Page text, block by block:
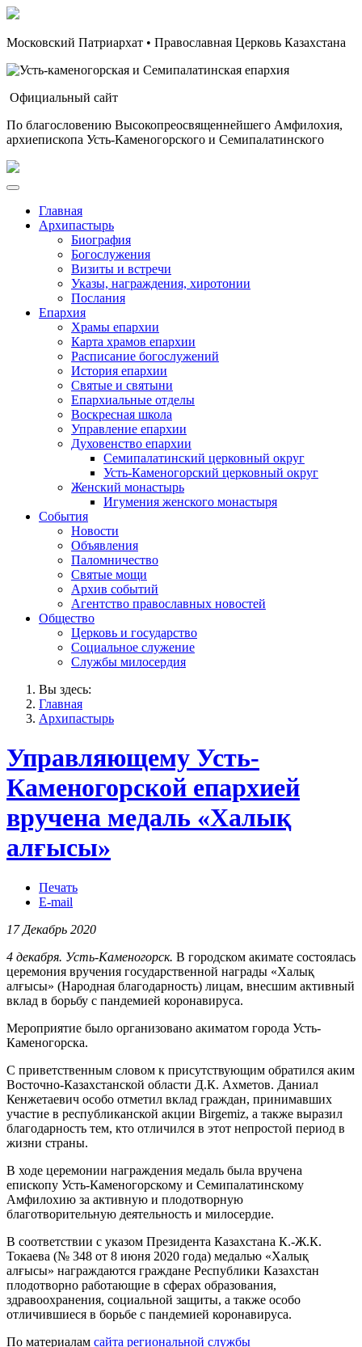
Московский Патриархат • Православная Церковь Казахстана
Официальный сайт
По благословению Высокопреосвященнейшего Амфилохия,
архиепископа Усть-Каменогорского и Семипалатинского
Главная
Архипастырь
Биография
Богослужения
Визиты и встречи
Указы, награждения, хиротонии
Послания
Епархия
Храмы епархии
Карта храмов епархии
Расписание богослужений
История епархии
Святые и святыни
Епархиальные отделы
Воскресная школа
Управление епархии
Духовенство епархии
Семипалатинский церковный округ
Усть-Каменогорский церковный округ
Женский монастырь
Игумения женского монастыря
События
Новости
Объявления
Паломничество
Святые мощи
Архив событий
Агентство православных новостей
Общество
Церковь и государство
Социальное служение
Службы милосердия
Вы здесь:
Главная
Архипастырь
Управляющему Усть-
Каменогорской епархией
вручена медаль «Халық
алғысы»
Печать
E-mail
17 Декабрь 2020
4 декабря. Усть-Каменогорск. В городском акимате состоялась
церемония вручения государственной награды «Халық
алғысы» (Народная благодарность) лицам, внесшим активный
вклад в борьбу с пандемией коронавируса.
Мероприятие было организовано акиматом города Усть-
Каменогорска.
С приветственным словом к присутствующим обратился аким
Восточно-Казахстанской области Д.К. Ахметов. Даниал
Кенжетаевич особо отметил вклад граждан, принимавших
участие в республиканской акции Birgemiz, а также выразил
благодарность тем, кто отличился в этот непростой период в
жизни страны.
В ходе церемонии награждения медаль была вручена
епископу Усть-Каменогорскому и Семипалатинскому
Амфилохию за активную и плодотворную
благотворительную деятельность и милосердие.
В соответствии с указом Президента Казахстана К.-Ж.К.
Токаева (№ 348 от 8 июня 2020 года) медалью «Халық
алғысы» награждаются граждане Республики Казахстан
плодотворно работающие в сферах образования,
здравоохранения, социальной защиты, а также особо
отличившиеся в борьбе с пандемией коронавируса.
По материалам сайта региональной службы